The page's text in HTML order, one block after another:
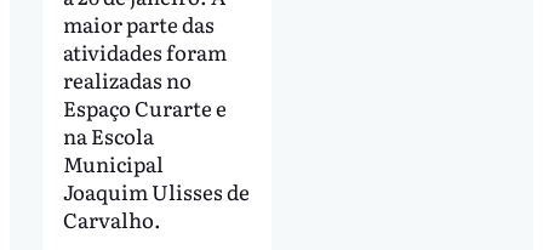
maior parte das
atividades foram
realizadas no
Espaço Curarte e
na Escola
Municipal
Joaquim Ulisses de
Carvalho.